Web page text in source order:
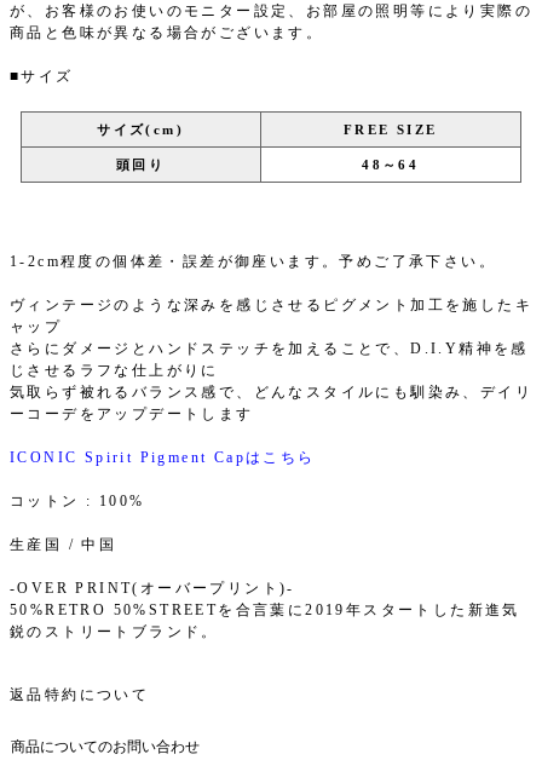
が、お客様のお使いのモニター設定、お部屋の照明等により実際の
商品と色味が異なる場合がございます。
■サイズ
サイズ(cm) FREE SIZE
頭回り 48～64
1-2cm程度の個体差・誤差が御座います。予めご了承下さい。
ヴィンテージのような深みを感じさせるピグメント加工を施したキ
ャップ
さらにダメージとハンドステッチを加えることで、D.I.Y精神を感
じさせるラフな仕上がりに
気取らず被れるバランス感で、どんなスタイルにも馴染み、デイリ
ーコーデをアップデートします
ICONIC Spirit Pigment Capはこちら
コットン : 100%
生産国 / 中国
-OVER PRINT(オーバープリント)-
50%RETRO 50%STREETを合言葉に2019年スタートした新進気
鋭のストリートブランド。
返品特約について
商品についてのお問い合わせ